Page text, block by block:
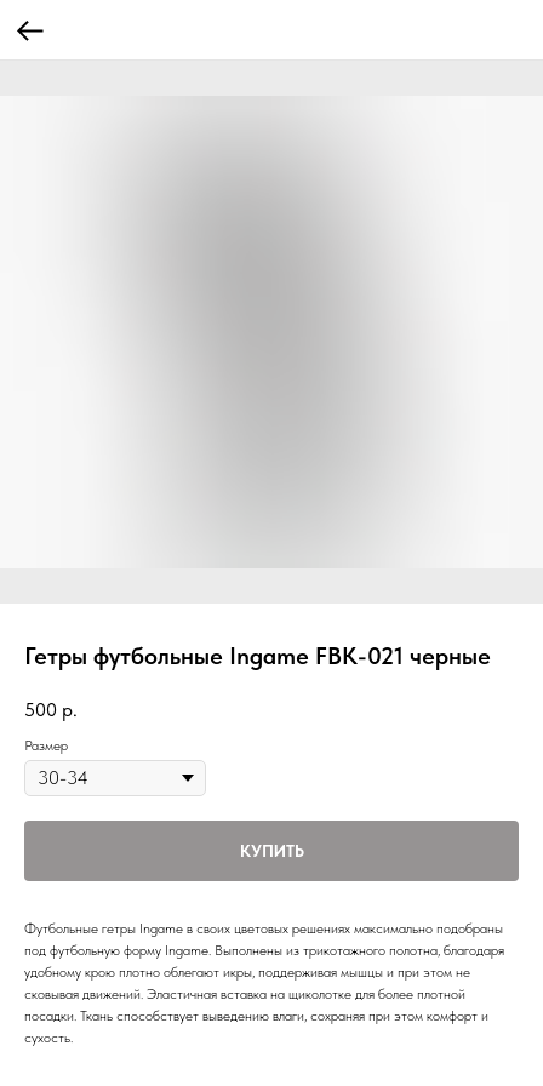
Гетры футбольные Ingame FBK-021 черные
500 р.
Размер
КУПИТЬ
Футбольные гетры Ingame в своих цветовых решениях максимально подобраны
под футбольную форму Ingame. Выполнены из трикотажного полотна, благодаря
удобному крою плотно облегают икры, поддерживая мышцы и при этом не
сковывая движений. Эластичная вставка на щиколотке для более плотной
посадки. Ткань способствует выведению влаги, сохраняя при этом комфорт и
сухость.